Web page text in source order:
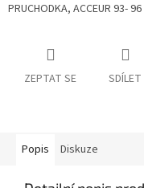
PRUCHODKA, ACCEUR 93- 96
ZEPTAT SE SDÍLET
Popis Diskuze